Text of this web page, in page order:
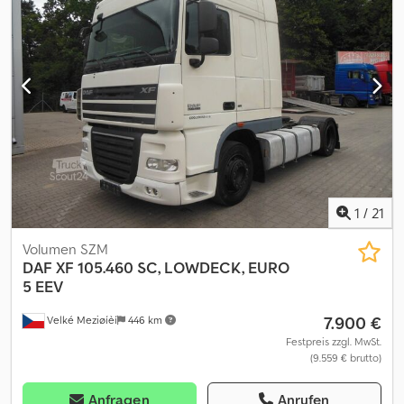
Klimaanlage, Kühlschrank, Retarder, Servolenkung, Spoiler,
Tempomat, elektrische Fensterheberregelung, zweiter
Kraftstofftank, = Weitere Optionen und Zubehör = - Aluminium-
Kraftstofftank - Dachspoiler - Radio/CD-Spieler - Schlafkabine -
Sideskirts - Sonnenschutzklappe - Wegfahrsperre = Weitere
Informationen = Dksdpfx Aijzpx Rkeujr Bremsen:
Scheibenbremsen Vorderachse: Reifenmaß: 385/55 R22,5;
Gelenkt; Federung: Parabelfederung Hinterachse: Reifenmaß:
315/70 R22,5; Doppelbereift; Federung: Luftfederung Leergewicht:
8.000 kg Referenznummer: 81
1 / 21
Velké Meziøíèí 446 km
Volumen SZM
DAF XF 105.460 SC, LOWDECK, EURO
5 EEV
7.900 €
Festpreis zzgl. MwSt.
(9.559 € brutto)
Anfragen Anrufen